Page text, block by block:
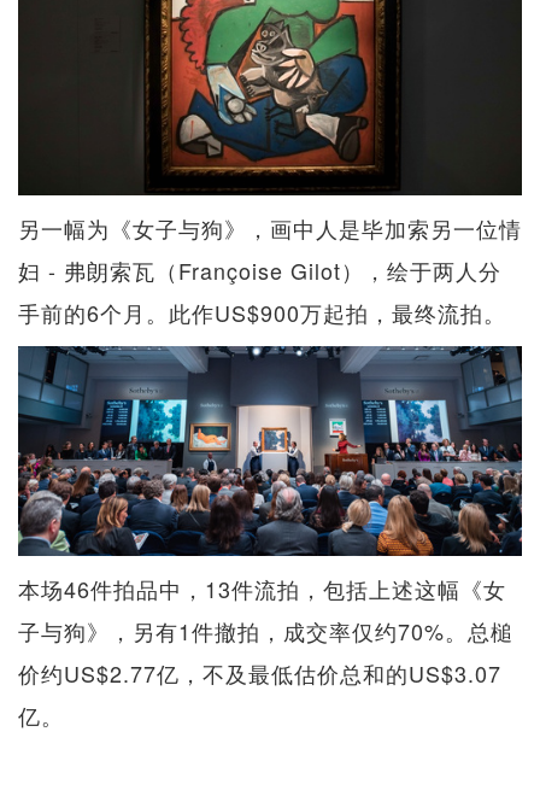
另一幅为《女子与狗》，画中人是毕加索另一位情
妇 - 弗朗索瓦（Françoise Gilot），绘于两人分
手前的6个月。此作US$900万起拍，最终流拍。
本场46件拍品中，13件流拍，包括上述这幅《女
子与狗》，另有1件撤拍，成交率仅约70%。总槌
价约US$2.77亿，不及最低估价总和的US$3.07
亿。